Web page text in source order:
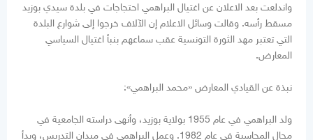
واندلعت بعد الاعلان عن اغتيال البراهمي احتجاجات في بلدة سيدي بوزيد
مسقط رأسه. وقالت وسائل الاعلام إن الآلاف خرجوا إلى شوارع البلدة
التي تعتبر مهد الثورة التونسية عقب سماعهم بنبأ اغتيال السياسي
المعارض.
نبذة عن القيادي المعارض «محمد البراهمي»:
ولد البراهمي في عام 1955 بولاية بوزيد، وأنهى دراسته الجامعية في
مجال المحاسبة في عام 1982. وعمل البراهمي في ميدان التدريس، وبدأ